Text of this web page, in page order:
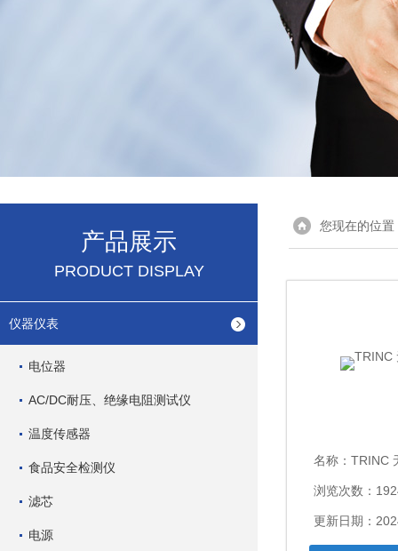
产品展示
PRODUCT DISPLAY
仪器仪表
电位器
AC/DC耐压、绝缘电阻测试仪
温度传感器
食品安全检测仪
滤芯
电源
您现在的位置
名称： TRINC
浏览次数：
更新日期：